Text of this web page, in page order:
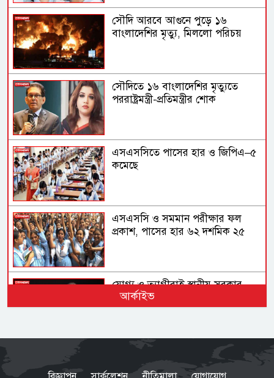
সৌদি আরবে আগুনে পুড়ে ১৬
বাংলাদেশির মৃত্যু, মিললো পরিচয়
সৌদিতে ১৬ বাংলাদেশির মৃত্যুতে
পররাষ্ট্রমন্ত্রী-প্রতিমন্ত্রীর শোক
এসএসসিতে পাসের হার ও জিপিএ–৫
কমেছে
এসএসসি ও সমমান পরীক্ষার ফল
প্রকাশ, পাসের হার ৬২ দশমিক ২৫
যোগ্য ও ত্যাগীরাই স্থানীয় সরকার
নির্বাচনে সুযোগ পাবেন: তারেক
রহমান
আর্কাইভ